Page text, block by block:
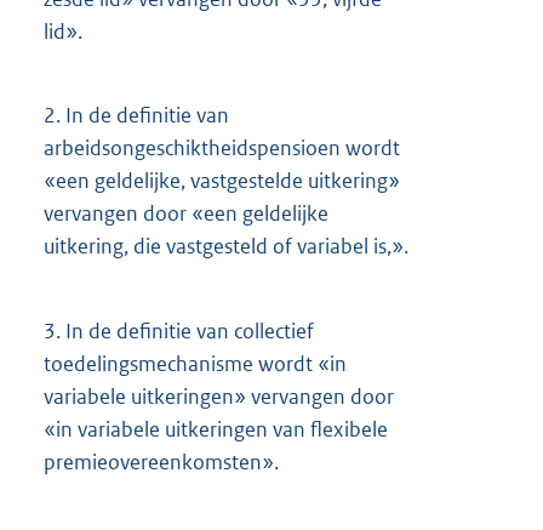
lid».
2. In de definitie van
arbeidsongeschiktheidspensioen wordt
«een geldelijke, vastgestelde uitkering»
vervangen door «een geldelijke
uitkering, die vastgesteld of variabel is,».
3. In de definitie van collectief
toedelingsmechanisme wordt «in
variabele uitkeringen» vervangen door
«in variabele uitkeringen van flexibele
premieovereenkomsten».